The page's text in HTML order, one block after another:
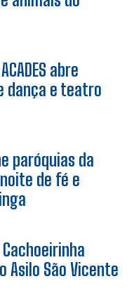
abre
dança e teatro
paróquias da
de fé e
Asilo São Vicente